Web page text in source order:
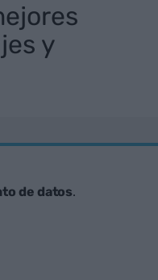
y
de datos.